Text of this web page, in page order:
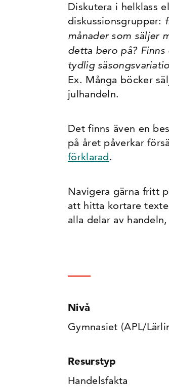
Diskutera i helklass
diskussionsgrupper:
månader som säljer
detta bero på?
tydlig
Ex. Många böcker
julhandeln.
Det finns även en
på året påverkar
förklarad.
Navigera gärna fritt
att hitta kortare
alla delar av
Nivå
Gymnasiet (APL/
Resurstyp
Handelsfakta